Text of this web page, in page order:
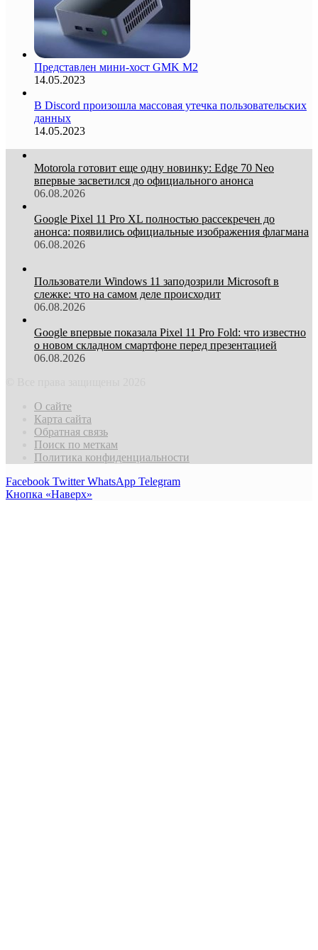
Представлен мини-хост GMK M2
14.05.2023
В Discord произошла массовая утечка пользовательских
данных
14.05.2023
Motorola готовит еще одну новинку: Edge 70 Neo
впервые засветился до официального анонса
06.08.2026
Google Pixel 11 Pro XL полностью рассекречен до
анонса: появились официальные изображения флагмана
06.08.2026
Пользователи Windows 11 заподозрили Microsoft в
слежке: что на самом деле происходит
06.08.2026
Google впервые показала Pixel 11 Pro Fold: что известно
о новом складном смартфоне перед презентацией
06.08.2026
О сайте
Карта сайта
Обратная связь
Поиск по меткам
Политика конфиденциальности
Facebook Twitter WhatsApp Telegram
Кнопка «Наверх»